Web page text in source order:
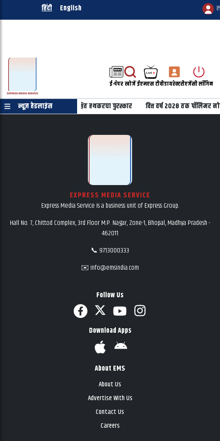
हिंदी English
ई-पेपरखोजेंईएमएस टीवीडायरेक्टरीएजेंसी लॉगिन
न्यूज़ हेडलाइंस
पर 22 हस्तियों को मिलेंगे प्रतिष्ठित हथकरघा पुरस्कार वित्त वर्ष 2028 तक पॉलिमर
EXPRESS MEDIA SERVICE
Express Media Service is a business unit of Express Group.
Hall No. 7, Chittod Complex, 3rd Floor M.P. Nagar, Zone-1, Bhopal, Madhya Pradesh -
462011
📞 9713000333
✉️ info@emsindia.com
Follow Us
Download Apps
About EMS
About Us
Advertise With Us
Contact Us
Careers